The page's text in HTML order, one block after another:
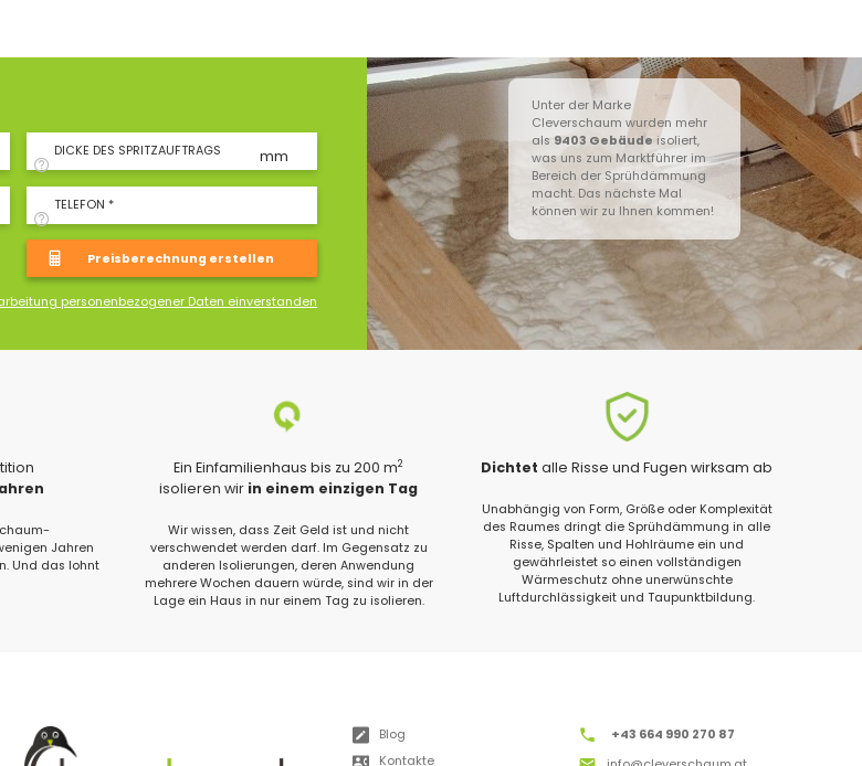
DICKE DES SPRITZAUFTRAGS mm
TELEFON *
personenbezogener Daten einverstanden
Unter der Marke
Cleverschaum wurden mehr
als 9403 Gebäude isoliert,
was uns zum Marktführer im
Bereich der Sprühdämmung
macht. Das nächste Mal
können wir zu Ihnen kommen!
Jahren
Und das lohnt
Ein Einfamilienhaus bis zu 200 m2
isolieren wir in einem einzigen Tag
Wir wissen, dass Zeit Geld ist und nicht
verschwendet werden darf. Im Gegensatz zu
anderen Isolierungen, deren Anwendung
mehrere Wochen dauern würde, sind wir in der
Lage ein Haus in nur einem Tag zu isolieren.
Dichtet alle Risse und Fugen wirksam ab
Unabhängig von Form, Größe oder Komplexität
des Raumes dringt die Sprühdämmung in alle
Risse, Spalten und Hohlräume ein und
gewährleistet so einen vollständigen
Wärmeschutz ohne unerwünschte
Luftdurchlässigkeit und Taupunktbildung.
Blog
Kontakte
+43 664 990 270 87